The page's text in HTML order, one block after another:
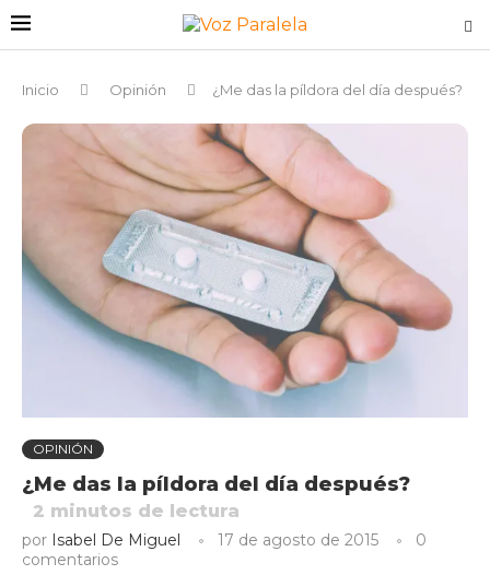
Inicio Opinión ¿Me das la píldora del día después?
OPINIÓN
¿Me das la píldora del día después?
2 minutos de lectura
por Isabel De Miguel 17 de agosto de 2015
0
comentarios